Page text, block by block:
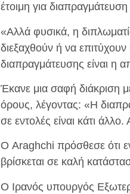
έτοιμη για
«Αλλά φυσικά, η
διεξαχθούν ή να
διαπραγμάτευσης είναι η
Έκανε μια σαφή διάκριση
όρους, λέγοντας: «Η
σε εντολές είναι κάτι
Ο Araghchi πρόσθεσε ότι
βρίσκεται σε καλή
Ο Ιρανός υπουργός